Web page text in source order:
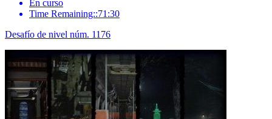
En curso
Time Remaining::71:30
Desafío de nivel núm. 1176